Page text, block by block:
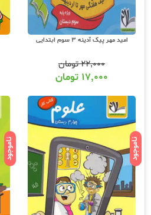
امید مهر پیک آدینه 3 سوم ابتدایی
۲۲,۰۰۰تومان
۱۷,۰۰۰ تومان
ناموجود ناموجود